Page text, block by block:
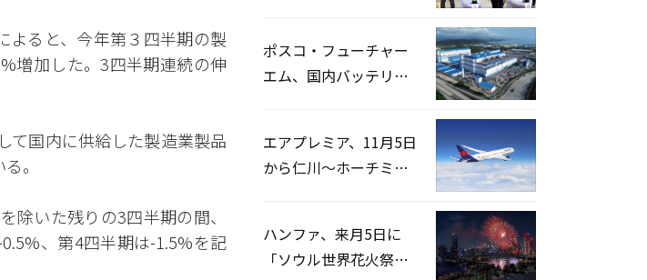
よると、今年第３四半期の製
増加した。3四半期連続の伸
て国内に供給した製造業製品
。
除いた残りの3四半期の間、
、第4四半期は-1.5%を記
ポスコ・フューチャー
エム、国内バッテリー
エアプレミア、11月5日
から仁川〜ホーチミン
ハンファ、来月5日に
「ソウル世界花火祭り